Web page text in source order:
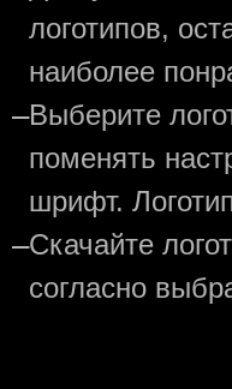
логотипов,
наиболее
—Выберите
поменять
шрифт.
—Скачайте
согласно